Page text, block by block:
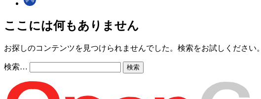
ここには何もありません
お探しのコンテンツを見つけられませんでした。検索をお試しください。
検索…